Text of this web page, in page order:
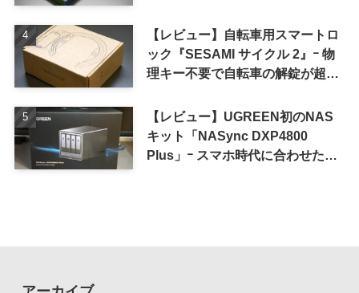
【レビュー】自転車用スマートロ
ック『SESAMI サイクル 2』ｰ 物
理キー不要で自転車の解錠が超簡
【レビュー】UGREEN初のNAS
キット「NASync DXP4800
Plus」ｰ スマホ時代に合わせた設